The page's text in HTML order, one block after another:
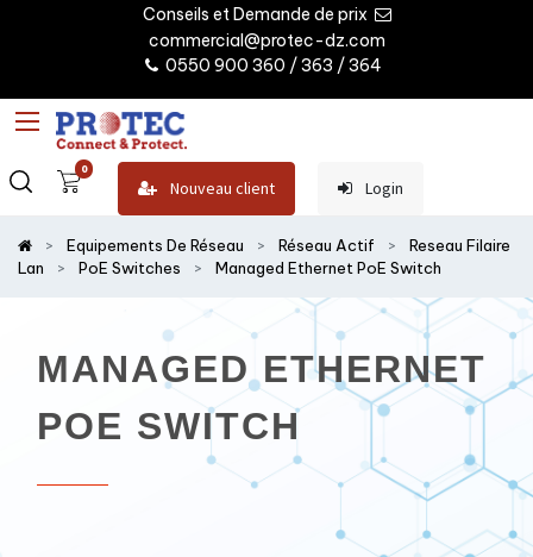
Conseils et Demande de prix
commercial@protec-dz.com
0550 900 360 / 363 / 364
0
Nouveau client Login
Equipements De Réseau Réseau Actif
Reseau Filaire
Lan
PoE Switches Managed Ethernet PoE Switch
MANAGED ETHERNET
POE SWITCH